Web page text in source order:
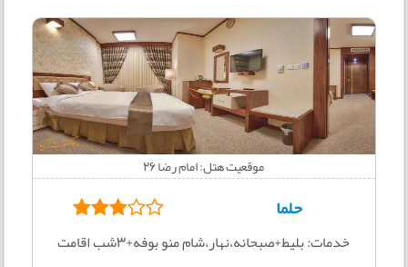
موقعیت هتل: امام رضا 26
حلما
خدمات: بلیط+صبحانه،نهار،شام منو بوفه+3شب اقامت